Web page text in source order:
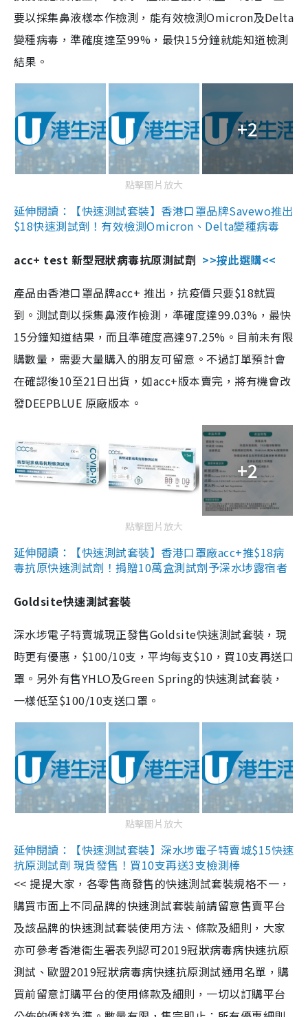
要以採集鼻液樣本作檢測，能有效檢測Omicron及Delta
變種病毒，準確度達至99%，最快15分鐘就能知道檢測
結果。
+2
點擊圖片放大
延伸閱讀：【快速測試套裝】香港口罩品牌Savewo推出
$18快速測試劑！有效檢測Omicron、Delta變種病毒
acc+ test 新型冠狀病毒抗原測試劑 >>按此選購<<
產品由香港口罩品牌acc+ 推出，抗疫價只要$18就買
到。測試劑以採集鼻液作檢測，準確度達99.03%，最快
15分鐘知道結果，而且準確度高達97.25%。目前未有限
購數量，需要大量購入的朋友可留意。不過訂單預計會
在確認後10至21日出貨，如acc+版本賣完，將有機會改
發DEEPBLUE 原廠版本。
+2
點擊圖片放大
延伸閱讀：【快速測試套裝】香港口罩廠acc+推$18病
毒抗原快速測試劑！捐贈10萬盒測試劑予深水埗露宿者
Goldsite快速測試套裝
深水埗電子特賣城現正發售Goldsite快速測試套裝，現
時更有優惠，$100/10支，平均每支$10，買10支再送口
罩。另外有售YHLO及Green Spring的快速測試套裝，
一樣低至$100/10支送口罩。
點擊圖片放大
延伸閱讀：【快速測試套裝】深水埗電子特賣城$15快速
抗原測試劑 現貨發售！買10支再送3支檢測棒
<< 提提大家，各零售商發售的快速測試套裝規格不一，
購買市面上不同品牌的快速測試套裝前請留意售賣平台
及該品牌的快速測試套裝使用方法、條款及細則，大家
亦可參考香港衞生署表列認可2019冠狀病毒病快速抗原
測試、歐盟2019冠狀病毒病快速抗原測試通用名單，購
買前留意訂購平台的使用條款及細則，一切以訂購平台